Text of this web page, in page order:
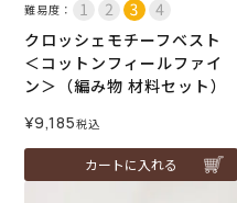
難易度：
クロッシェモチーフベスト
＜コットンフィールファイ
ン＞（編み物 材料セット）
¥9,185税込
カートに入れる